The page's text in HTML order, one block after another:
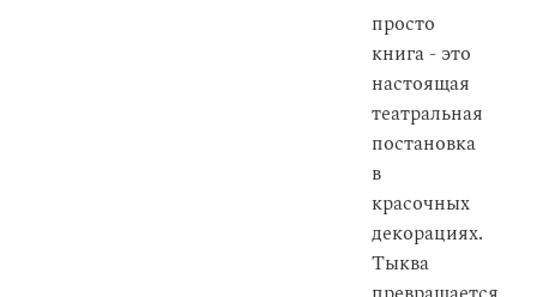
просто
книга - это
настоящая
театральная
постановка
в
красочных
декорациях.
Тыква